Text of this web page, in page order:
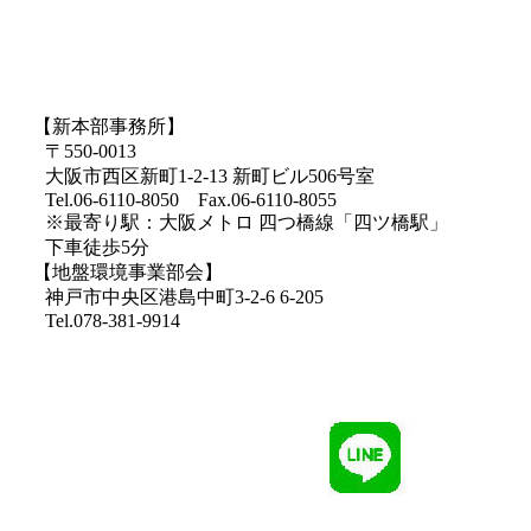
【新本部事務所】
〒550-0013
大阪市西区新町1-2-13 新町ビル506号室
Tel.06-6110-8050 Fax.06-6110-8055
※最寄り駅：大阪メトロ 四つ橋線「四ツ橋駅」
下車徒歩5分
【地盤環境事業部会】
神戸市中央区港島中町3-2-6 6-205
Tel.078-381-9914